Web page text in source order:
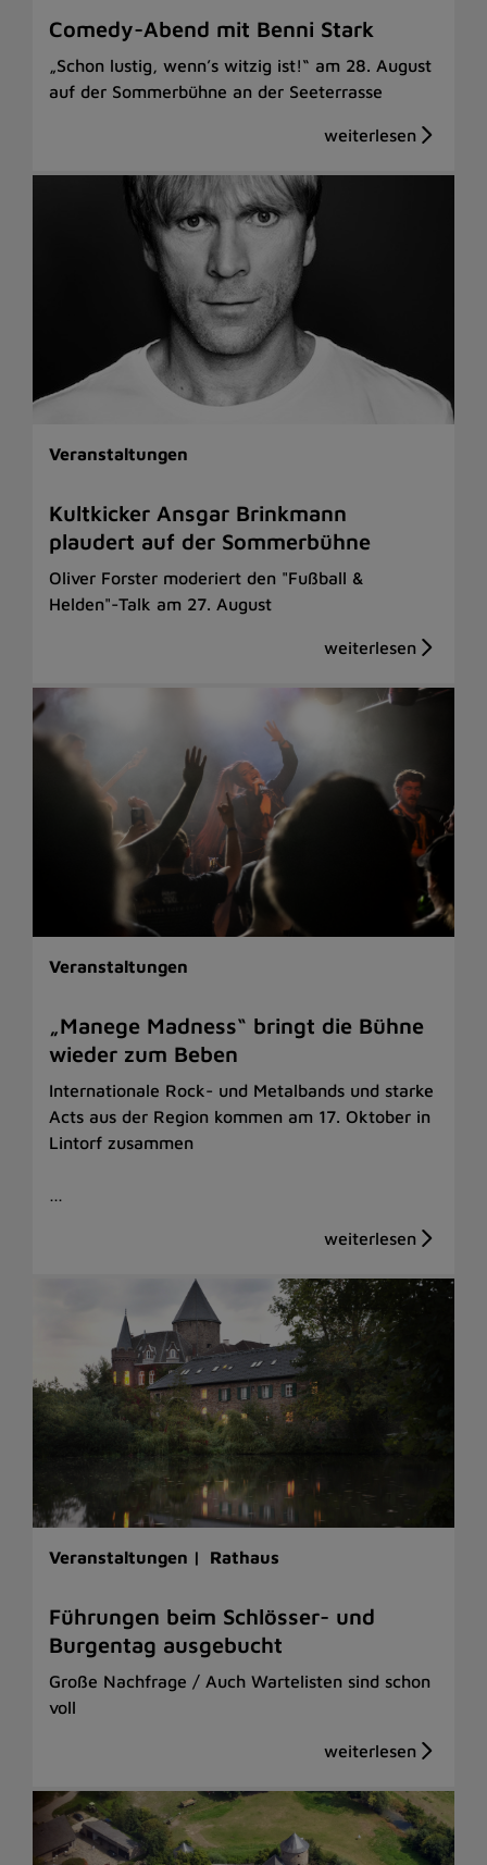
Comedy-Abend mit Benni Stark
„Schon lustig, wenn’s witzig ist!“ am 28. August
auf der Sommerbühne an der Seeterrasse
Veranstaltungen
Kultkicker Ansgar Brinkmann
plaudert auf der Sommerbühne
Oliver Forster moderiert den "Fußball &
Helden"-Talk am 27. August
Veranstaltungen
„Manege Madness“ bringt die Bühne
wieder zum Beben
Internationale Rock- und Metalbands und starke
Acts aus der Region kommen am 17. Oktober in
Lintorf zusammen
…
Veranstaltungen | Rathaus
Führungen beim Schlösser- und
Burgentag ausgebucht
Große Nachfrage / Auch Wartelisten sind schon
voll